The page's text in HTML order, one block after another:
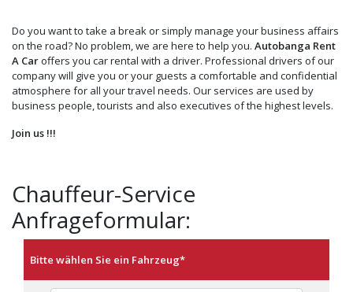
Do you want to take a break or simply manage your business affairs
on the road? No problem, we are here to help you. Autobanga Rent
A Caroffers you car rental with a driver. Professional drivers of our
company will give you or your guests a comfortable and confidential
atmosphere for all your travel needs. Our services are used by
business people, tourists and also executives of the highest levels.
Join us !!!
Chauffeur-Service
Anfrageformular:
Bitte wählen Sie ein Fahrzeug*